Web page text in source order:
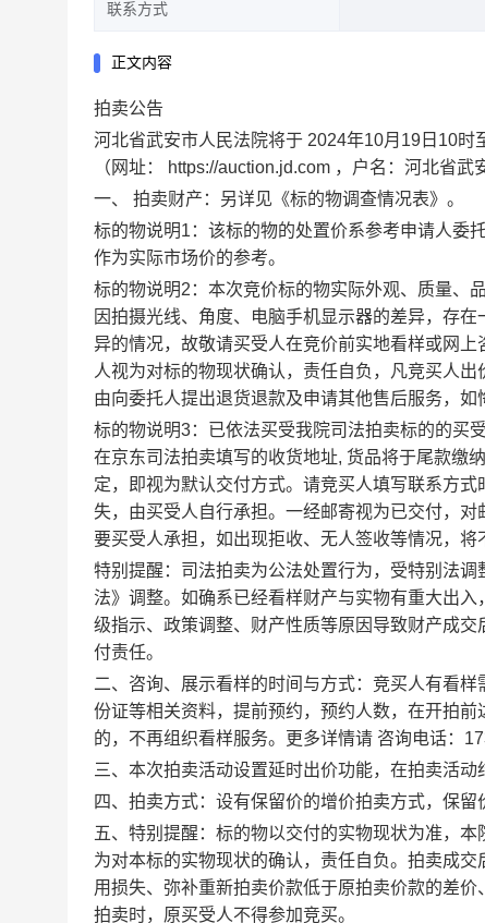
联系方式
正文内容
拍卖公告
河北省武安市人民法院将于 2024年10月19日10时
（网址：
https://auction.jd.com ，户名：河北省武
一、
拍卖财产：另详见《标的物调查情况表》。
标的物说明1：该标的物的处置价系参考申请人委
作为实际市场价的参考。
标的物说明2：本次竞价标的物实际外观、质量、
因拍摄光线、角度、电脑手机显示器的差异，存
异的情况，故敬请买受人在竞价前实地看样或网
人视为对标的物现状确认，责任自负，凡竞买人
由向委托人提出退货退款及申请其他售后服务，如
标的物说明3：已依法买受我院司法拍卖标的的买
在京东司法拍卖填写的收货地址, 货品将于尾款缴
定，即视为默认交付方式。请竞买人填写联系方
失，由买受人自行承担。一经邮寄视为已交付，
要买受人承担，如出现拒收、无人签收等情况，将
特别提醒：司法拍卖为公法处置行为，受特别法
法》调整。如确系已经看样财产与实物有重大出
级指示、政策调整、财产性质等原因导致财产成
付责任。
二、咨询、展示看样的时间与方式：竞买人有看
份证等相关资料，提前预约，预约人数，在开拍
的，不再组织看样服务。更多详情请 咨询电话：
三、本次拍卖活动设置延时出价功能，在拍卖活
四、拍卖方式：设有保留价的增价拍卖方式，保
五、特别提醒：标的物以交付的实物现状为准，
为对本标的实物现状的确认，责任自负。拍卖成
用损失、弥补重新拍卖价款低于原拍卖价款的差
拍卖时，原买受人不得参加竞买。